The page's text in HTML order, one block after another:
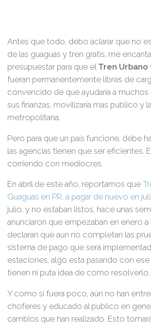
Antes que todo, debo aclarar que no
de las guaguas y tren gratis, me
presupuestar para que el Tren Urbano
fueran permanentemente libres de
convencido de que ayudaría a muchos
sus finanzas, movilizaría mas publico y
metropolitana.
Pero para que un país funcione, debe
las agencias tienen que ser eficientes.
corriendo con mediocres.
En abril de este año, reportamos que
Guaguas en PR, a pagar de nuevo en
julio, y no estaban listos, hace unas
anunciaron que empezaban en enero a
declaran que aun no completan las
sistema de pago que será
estaciones, algo esta pasando con
tienen ni puta idea de como resolverlo.
Y como si fuera poco, aún no han
choferes y educado al publico en
cambios que han realizado. Esto